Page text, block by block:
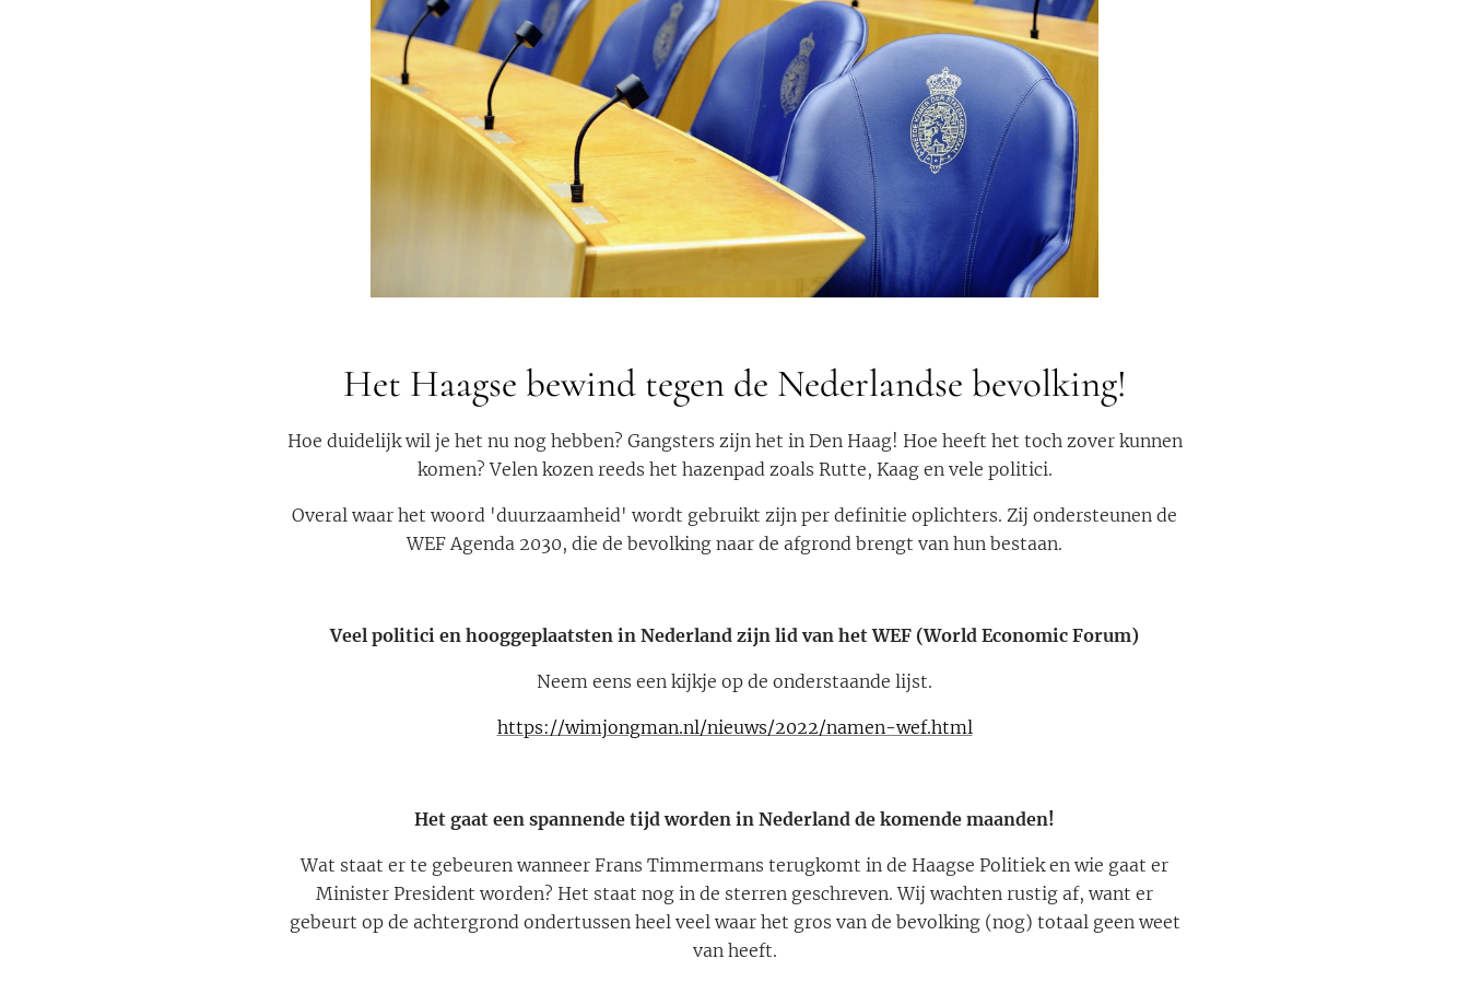
Het Haagse bewind tegen de Nederlandse bevolking!
Hoe duidelijk wil je het nu nog hebben? Gangsters zijn het in Den Haag! Hoe heeft het toch zover kunnen
komen? Velen kozen reeds het hazenpad zoals Rutte, Kaag en vele politici.
Overal waar het woord 'duurzaamheid' wordt gebruikt zijn per definitie oplichters. Zij ondersteunen de
WEF Agenda 2030, die de bevolking naar de afgrond brengt van hun bestaan.
Veel politici en hooggeplaatsten in Nederland zijn lid van het WEF (World Economic Forum)
Neem eens een kijkje op de onderstaande lijst.
https://wimjongman.nl/nieuws/2022/namen-wef.html
Het gaat een spannende tijd worden in Nederland de komende maanden!
Wat staat er te gebeuren wanneer Frans Timmermans terugkomt in de Haagse Politiek en wie gaat er
Minister President worden? Het staat nog in de sterren geschreven. Wij wachten rustig af, want er
gebeurt op de achtergrond ondertussen heel veel waar het gros van de bevolking (nog) totaal geen weet
van heeft.